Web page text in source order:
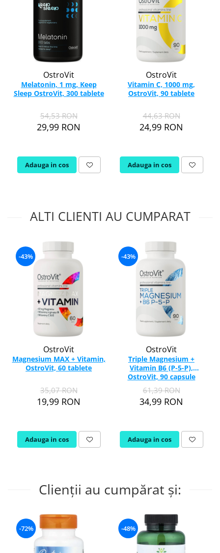
OstroVit
Melatonin, 1 mg, Keep
Sleep OstroVit, 300 tablete
54,53 RON
29,99 RON
Adauga in cos
OstroVit
Vitamin C, 1000 mg,
OstroVit, 90 tablete
44,63 RON
24,99 RON
Adauga in cos
ALTI CLIENTI AU CUMPARAT
-43%
OstroVit
Magnesium MAX + Vitamin,
OstroVit, 60 tablete
35,07 RON
19,99 RON
Adauga in cos
-43%
OstroVit
Triple Magnesium +
Vitamin B6 (P-5-P),
OstroVit, 90 capsule
61,39 RON
34,99 RON
Adauga in cos
Clienții au cumpărat și:
-72% -48%